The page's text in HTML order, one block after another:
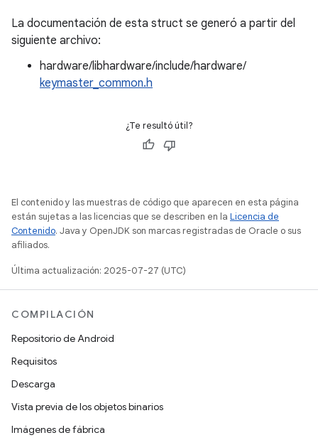
La documentación de esta struct se generó a partir del
siguiente archivo:
hardware/libhardware/include/hardware/
keymaster_common.h
¿Te resultó útil?
El contenido y las muestras de código que aparecen en esta página
están sujetas a las licencias que se describen en la Licencia de
Contenido. Java y OpenJDK son marcas registradas de Oracle o sus
afiliados.
Última actualización: 2025-07-27 (UTC)
COMPILACIÓN
Repositorio de Android
Requisitos
Descarga
Vista previa de los objetos binarios
Imágenes de fábrica